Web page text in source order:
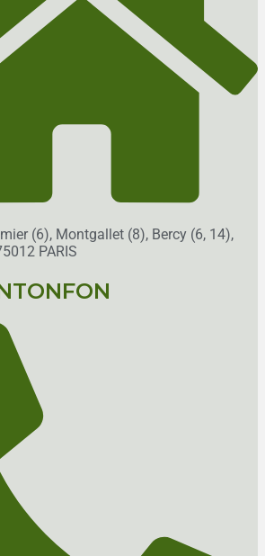
(6), Montgallet (8), Bercy (6, 14),
PARIS